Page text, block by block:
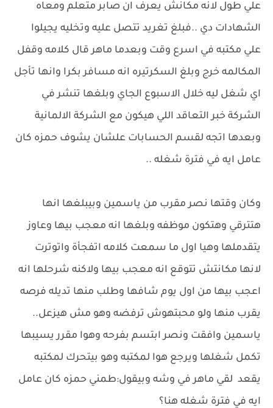
علي طول لانه مكانش يعرف ان صابر متعلم ومعاه
الشهادات دي ..فبلغ تغريد تتصل عليه وتخليه يجيلوا
علي مكتبه في اسرع وقت وبعدما ماهر قال كلامه وقفل
المكالمه خرج وبلغ السكرتيره انه مسافر بكرا وانها تأجل
اي شغل ليه خلال الاسبوع الجاي وبلغها تنشر في
الشركة خبر التعاقد اللي هيكون مع الشركة الالمانية
وبعدها اتجه لقسم الحسابات علشان يشوف حمزه كان
عامل ايه في فترة شغله ..
وكان وقتها نصر مقرب من ياسمين وبيبلغها انها
هتترقي وهتكون موظفه وبلغها انه معجب بيها وعاوز
يتقدملها وهيا اول ما سمعت كلامه اتفجأة واتوترت
لانها مكانتش تتوقع انه معجب بيها ولاكنه شرحلها انه
اعجب بيها من اول يوم شافها وطلب منها تديله فرصه
يقرب منها ولو محبتهوش ترفضه وهو مش هيزعل..
ياسمين وافقت ونصر ابتسم بفرحه وهوا مقرر يسيبها
تكمل شغلها ويرجع هوا لمكتبه وهو بيتحرك لمكتبه
يقعد لقي ماهر في وشه وبيقول:طمني حمزه كان عامل
ايه في فترة شغله هنا؟